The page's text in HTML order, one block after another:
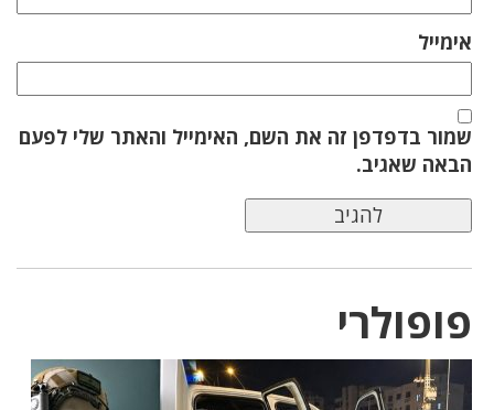
אימייל
שמור בדפדפן זה את השם, האימייל והאתר שלי לפעם
הבאה שאגיב.
פופולרי